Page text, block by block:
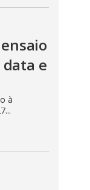
data e
à